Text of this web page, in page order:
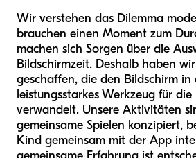
Wir verstehen das Dilemma
brauchen einen Moment zum
machen sich Sorgen über die
Bildschirmzeit. Deshalb haben
geschaffen, die den Bildschirm in
leistungsstarkes Werkzeug für
verwandelt. Unsere Aktivitäten
gemeinsame Spielen konzipiert,
Kind gemeinsam mit der App